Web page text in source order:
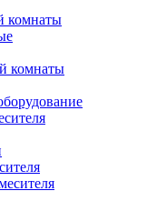
комнаты
комнаты